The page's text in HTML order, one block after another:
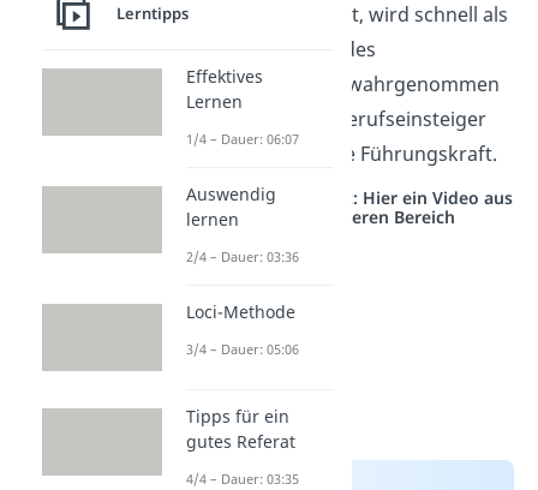
Wer hier punktet, wird schnell als
des
Unternehmens wahrgenommen
— egal, ob als Berufseinsteiger
oder angehende Führungskraft.
Studyflix vernetzt: Hier ein Video aus
einem anderen Bereich
Lerntipps
Effektives
Lernen
1/4 – Dauer: 06:07
Auswendig
lernen
2/4 – Dauer: 03:36
Loci-Methode
3/4 – Dauer: 05:06
Tipps für ein
gutes Referat
4/4 – Dauer: 03:35